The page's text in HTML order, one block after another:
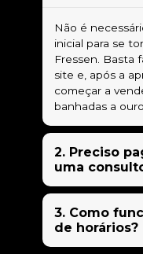
Não é
inicial para se
Fressen. Basta
site e, após a
começar a
banhadas a ouro
2. Preciso
uma
Não! Na
investimento
3. Como
de horários?